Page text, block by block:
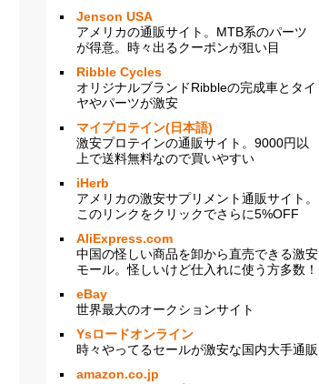
Jenson USA
アメリカの通販サイト。MTB系のパーツ
が得意。時々出るクーポンが狙い目
Ribble Cycles
オリジナルブランドRibbleの完成車とタイ
ヤやパーツが激安
マイプロテイン(日本語)
激安プロテインの通販サイト。9000円以
上で送料無料なので買いやすい
iHerb
アメリカの激安サプリメント通販サイト。
このリンクをクリックでさらに5%OFF
AliExpress.com
中国の怪しい商品を卸から直売できる激安
モール。怪しいけど仕入れに使う方多数！
eBay
世界最大のオークションサイト
Ysロードオンライン
時々やってるセールが激安な国内大手通販
amazon.co.jp